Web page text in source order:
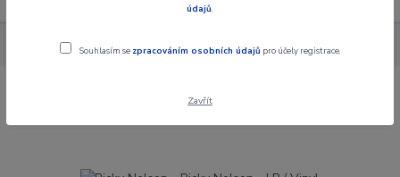
Alba Gramodesky Ricky Nelson - Ricky Nelson - LP / Vinyl
Ricky Nelson - Ricky Nelson - LP / Vinyl
údajů.
Souhlasím se zpracováním osobních údajů pro účely registrace.
Zavřít